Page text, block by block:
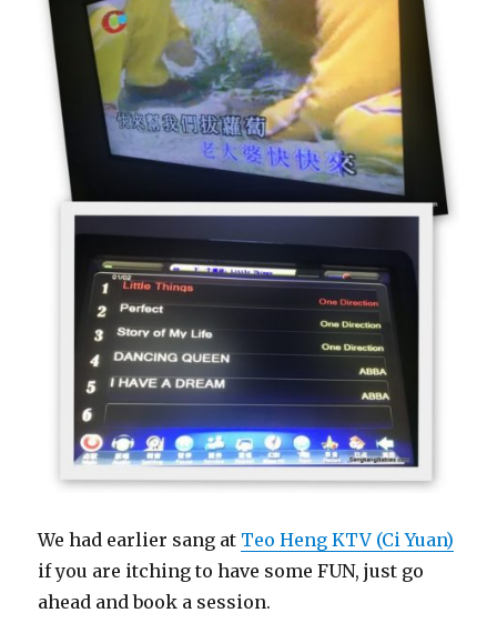
We had earlier sang at Teo Heng KTV (Ci Yuan)
if you are itching to have some FUN, just go
ahead and book a session.